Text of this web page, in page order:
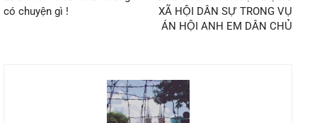
có chuyện gì !
XÃ HỘI DÂN SỰ TRONG VỤ
ÁN HỘI ANH EM DÂN CHỦ